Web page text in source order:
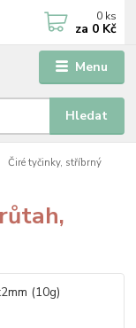
Menu
Hledat
0 ks
za 0 Kč
Čiré tyčinky, stříbrný